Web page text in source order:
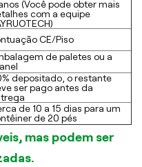
(Você pode obter mais
com a equipe
CE/Piso
de paletes ou a
depositado, o restante
ser pago antes da
de 10 a 15 dias para um
de 20 pés
mas podem ser